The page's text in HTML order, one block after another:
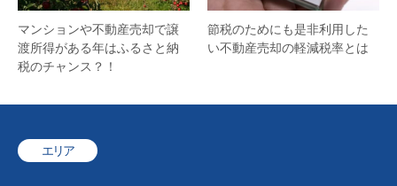
マンションや不動産売却で譲
渡所得がある年はふるさと納
税のチャンス？！
節税のためにも是非利用した
い不動産売却の軽減税率とは
エリア